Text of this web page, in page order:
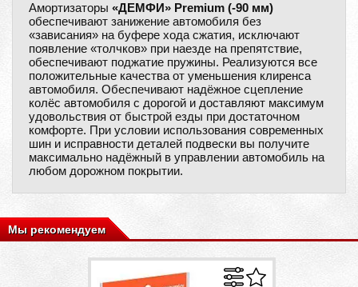
Амортизаторы «ДЕМФИ» Premium (-90 мм)
обеспечивают занижение автомобиля без
«зависания» на буфере хода сжатия, исключают
появление «толчков» при наезде на препятствие,
обеспечивают поджатие пружины. Реализуются все
положительные качества от уменьшения клиренса
автомобиля. Обеспечивают надёжное сцепление
колёс автомобиля с дорогой и доставляют максимум
удовольствия от быстрой езды при достаточном
комфорте. При условии использования современных
шин и исправности деталей подвески вы получите
максимально надёжный в управлении автомобиль на
любом дорожном покрытии.
Мы рекомендуем